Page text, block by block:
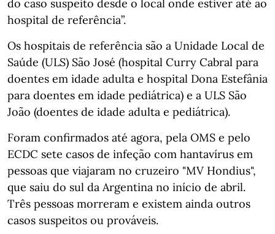
do caso suspeito desde o local onde estiver até ao
hospital de referência”.
Os hospitais de referência são a Unidade Local de
Saúde (ULS) São José (hospital Curry Cabral para
doentes em idade adulta e hospital Dona Estefânia
para doentes em idade pediátrica) e a ULS São
João (doentes de idade adulta e pediátrica).
Foram confirmados até agora, pela OMS e pelo
ECDC sete casos de infeção com hantavírus em
pessoas que viajaram no cruzeiro "MV Hondius",
que saiu do sul da Argentina no início de abril.
Três pessoas morreram e existem ainda outros
casos suspeitos ou prováveis.